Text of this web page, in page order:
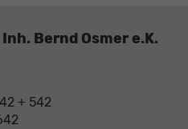
Bernd Osmer e.K.
+ 542